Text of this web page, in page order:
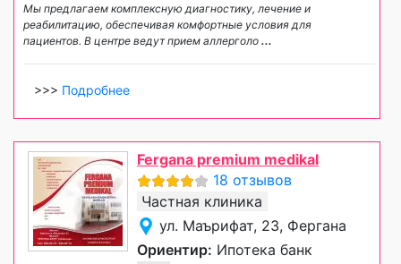
Мы предлагаем комплексную диагностику, лечение и
реабилитацию, обеспечивая комфортные условия для
пациентов. В центре ведут прием аллерголо ...
>>> Подробнее
Fergana premium medikal
18 отзывов
Частная клиника
ул. Маърифат, 23, Фергана
Ориентир: Ипотека банк